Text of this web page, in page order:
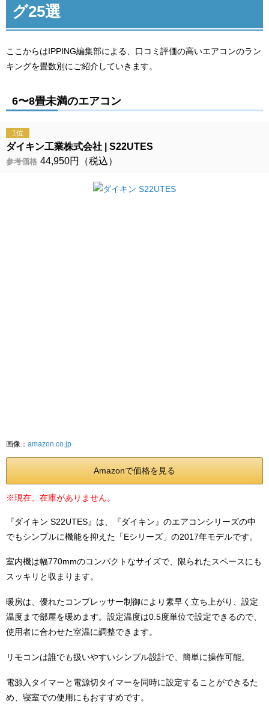
グ25選
ここからはIPPING編集部による、口コミ評価の高いエアコンのラン
キングを畳数別にご紹介していきます。
6〜8畳未満のエアコン
画像： amazon.co.jp
1位
ダイキン工業株式会社 S22UTES
参考価格 44,950円（税込）
Amazonで価格を見る
※現在、在庫がありません。
『ダイキン S22UTES』は、『ダイキン』のエアコンシリーズの中
でもシンプルに機能を抑えた「Eシリーズ」の2017年モデルです。
室内機は幅770mmのコンパクトなサイズで、限られたスペースにも
スッキリと収まります。
暖房は、優れたコンプレッサー制御により素早く立ち上がり、設定
温度まで部屋を暖めます。設定温度は0.5度単位で設定できるので、
使用者に合わせた室温に調整できます。
リモコンは誰でも扱いやすいシンプル設計で、簡単に操作可能。
電源入タイマーと電源切タイマーを同時に設定することができるた
め、寝室での使用にもおすすめです。